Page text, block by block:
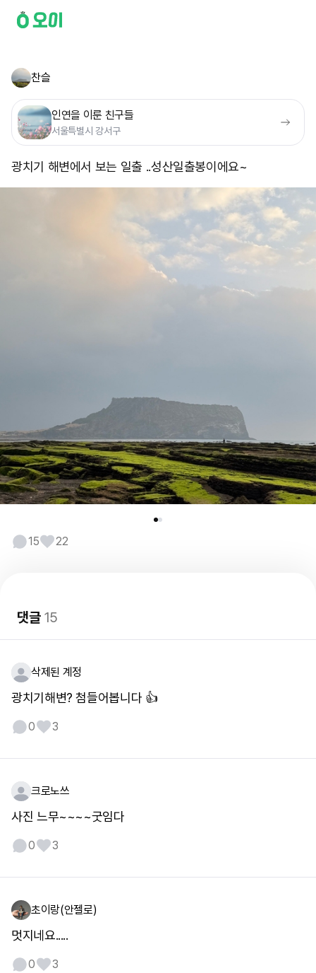
찬슬
인연을 이룬 친구들
서울특별시 강서구
광치기 해변에서 보는 일출 ..성산일출봉이에요~
15 22
댓글15
삭제된 계정
광치기해변? 첨들어봅니다 👍
0 3
크로노쓰
사진 느무~~~~굿임다
0 3
초이랑(안젤로)
멋지네요.....
0 3